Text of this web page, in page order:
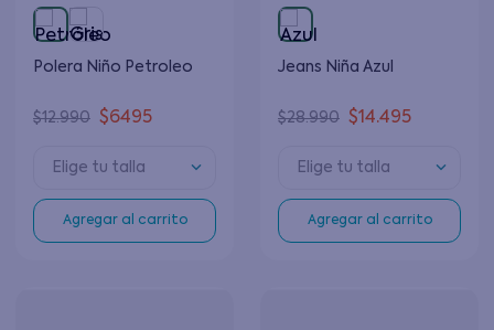
Polera Niño Petroleo
$12.990 $6495
Elige tu talla
Agregar al carrito
Jeans Niña Azul
$28.990 $14.495
Elige tu talla
Agregar al carrito